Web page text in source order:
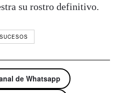
su rostro definitivo.
SUCESOS
de Whatsapp